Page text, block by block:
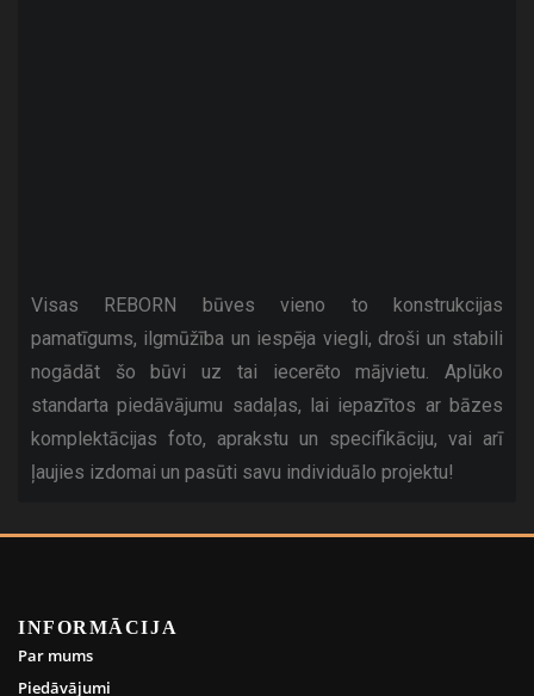
Visas REBORN būves vieno to konstrukcijas
pamatīgums, ilgmūžība un iespēja viegli, droši un stabili
nogādāt šo būvi uz tai iecerēto mājvietu. Aplūko
standarta piedāvājumu sadaļas, lai iepazītos ar bāzes
komplektācijas foto, aprakstu un specifikāciju, vai arī
ļaujies izdomai un pasūti savu individuālo projektu!
INFORMĀCIJA
Par mums
Piedāvājumi